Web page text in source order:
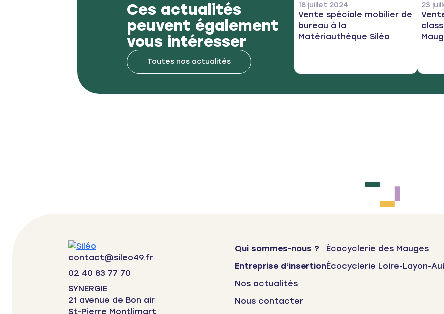
Ces actualités
peuvent également
vous intéresser
Toutes nos actualités
18 juillet 2024
Vente spéciale mobilier de
bureau à la
Matériauthèque Siléo
23
contact@sileo49.fr
02 40 83 77 70
SYNERGIE
21 avenue de Bon air
St-Pierre Montlimart
Qui sommes-nous ?
Entreprise d’insertion
Nos actualités
Nous contacter
Écocyclerie des Mauges
Écocyclerie Loire-Layon-